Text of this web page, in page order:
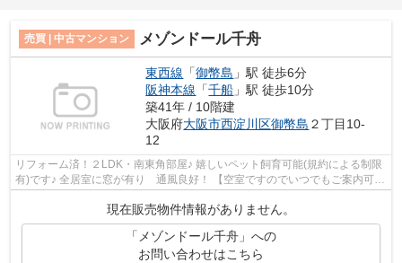
売買 | 中古マンション メゾンドール千舟
東西線 「御幣島 」駅 徒歩6分
阪神本線 「千船 」駅 徒歩10分
築41年 / 10階建
大阪府大阪市西淀川区御幣島 ２丁目10-
12
リフォーム済！２LDK・南東角部屋♪ 嬉しいペット飼育可能(規約による制限
有)です♪ 全居室に窓が有り 通風良好！ 【空室ですのでいつでもご案内可能
現在販売物件情報がありません。
「メゾンドール千舟」への
お問い合わせはこちら